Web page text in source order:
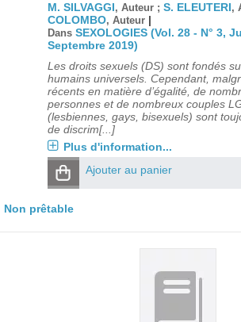
M. SILVAGGI, Auteur ; S. ELEUTERI,
COLOMBO, Auteur |
Dans SEXOLOGIES (Vol. 28 - N° 3,
Septembre 2019)
Les droits sexuels (DS) sont fondés
humains universels. Cependant,
récents en matière d’égalité, de
personnes et de nombreux couples
(lesbiennes, gays, bisexuels) sont
de discrim[...]
Plus d'information...
Ajouter au panier
Non prêtable